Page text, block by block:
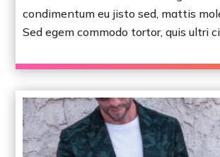
condimentum eu jisto sed, mattis
Sed egem commodo tortor, quis ultri